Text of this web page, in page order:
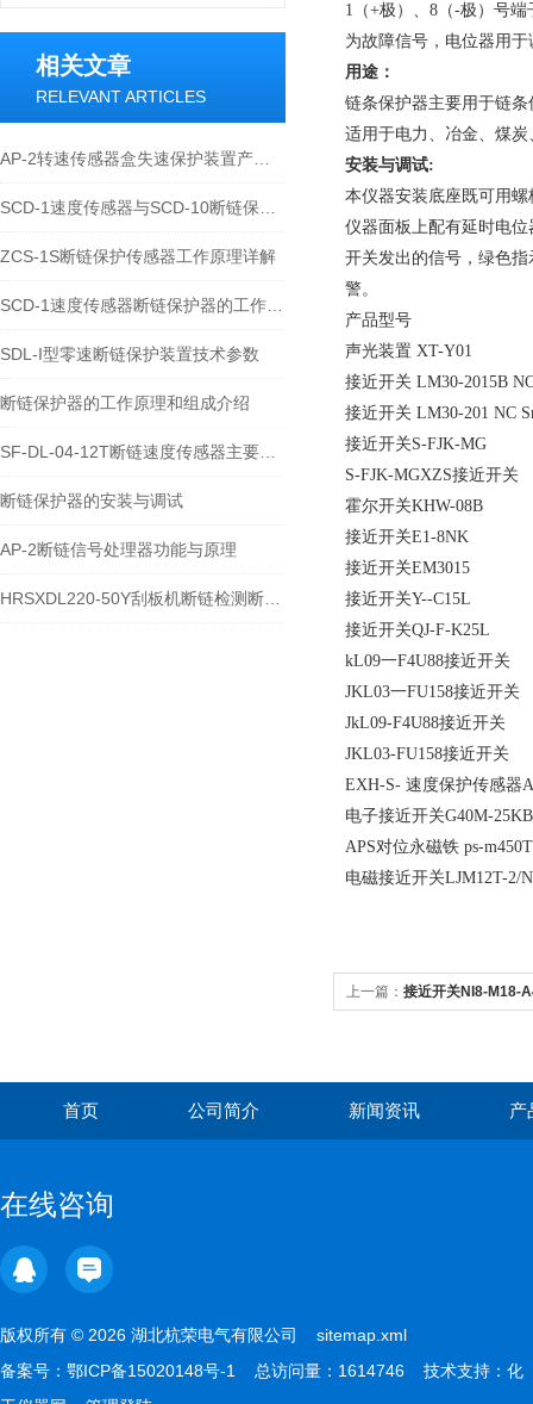
相关文章
RELEVANT ARTICLES
ZCS-1S断链保护传感器工作原理详解
SDL-I型零速断链保护装置技术参数
断链保护器的工作原理和组成介绍
断链保护器的安装与调试
AP-2断链信号处理器功能与原理
1（+极）、8（-极）号
为故障信号，电位器用
用途：
链条保护器主要用于链
适用于电力、冶金、煤
安装与调试:
本仪器安装底座既可用
仪器面板上配有延时电
开关发出的信号，绿色
警。
产品型号
声光装置 XT-Y01
接近开关 LM30-2015B
接近开关 LM30-201 NC
接近开关S-FJK-MG
S-FJK-MGXZS接近开关
霍尔开关KHW-08B
接近开关E1-8NK
接近开关EM3015
接近开关Y--C15L
接近开关QJ-F-K25L
kL09一F4U88接近开关
JKL03一FU158接近开关
JkL09-F4U88接近开关
JKL03-FU158接近开关
EXH-S- 速度保护传感器
电子接近开关G40M-25KB
APS对位永磁铁 ps-m450T
电磁接近开关LJM12T-2/
上一篇： 接近开关NI8-M18-
首页 公司简介 新闻资讯 产
在线咨询
版权所有 © 2026 湖北杭荣电气有限公司 sitemap.xml
备案号： 鄂ICP备15020148号-1 总访问量：1614746 技术支持： 化